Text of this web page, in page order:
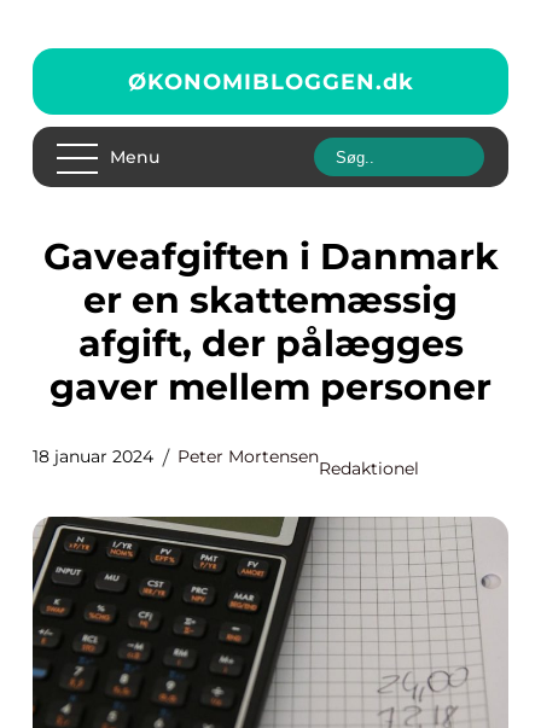
ØKONOMIBLOGGEN.dk
Menu
Gaveafgiften i Danmark
er en skattemæssig
afgift, der pålægges
gaver mellem personer
18 januar 2024 Peter Mortensen
Redaktionel